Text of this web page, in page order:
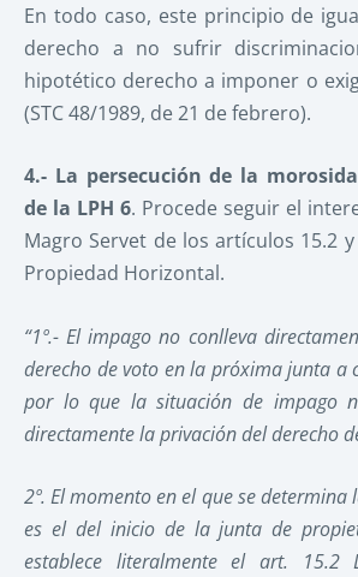
En todo caso, este principio de
derecho a no sufrir
hipotético derecho a imponer o
(STC 48/1989, de 21 de febrero).
4.- La persecución de la
de la LPH 6. Procede seguir el
Magro Servet de los artículos 15.2
Propiedad Horizontal.
“1º.- El impago no conlleva
derecho de voto en la próxima junta a
por lo que la situación de impago
directamente la privación del derecho
2º.El momento en el que se determina
es el del inicio de la junta de
establece literalmente el art. 15.2